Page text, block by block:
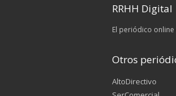
RRHH Digital
El periódico
Otros
AltoDirectivo